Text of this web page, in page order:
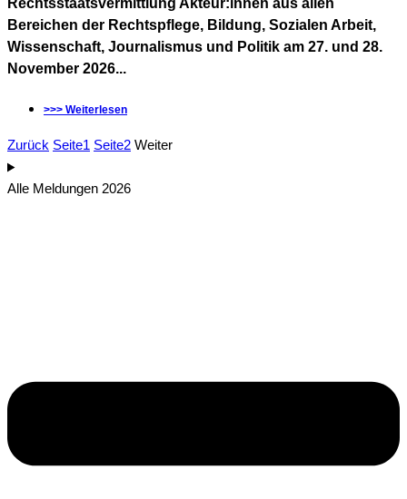
Rechtsstaatsvermittlung Akteur:innen aus allen
Bereichen der Rechtspflege, Bildung, Sozialen Arbeit,
Wissenschaft, Journalismus und Politik am 27. und 28.
November 2026...
>>> Weiterlesen
Zurück Seite1 Seite2 Weiter
Alle Meldungen 2026